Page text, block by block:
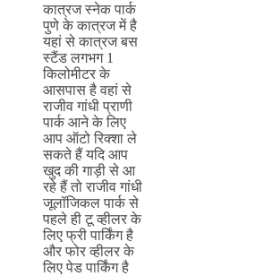
कात्रज स्नेक पार्क
पुणे के कात्रज में है
यहां से कात्रज बस
स्टैंड लगभग 1
किलोमीटर के
आसपास है वहां से
राजीव गांधी प्राणी
पार्क आने के लिए
आप ऑटो रिक्शा ले
सकते हैं यदि आप
खुद की गाड़ी से आ
रहे हैं तो राजीव गांधी
जूलॉजिकल पार्क से
पहले ही टू व्हीलर के
लिए फ्री पार्किंग है
और फोर व्हीलर के
लिए पेड पार्किंग है